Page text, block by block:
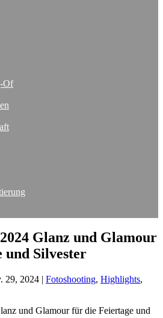
Of
Glanz und Glamour
und Silvester
29, 2024 | Fotoshooting, Highlights,